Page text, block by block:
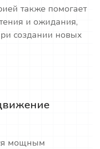
также помогает
и ожидания,
создании новых
мощным